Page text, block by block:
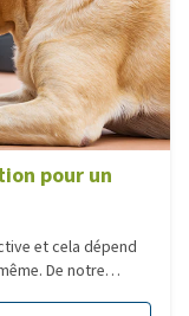
pour un
et cela dépend
De notre